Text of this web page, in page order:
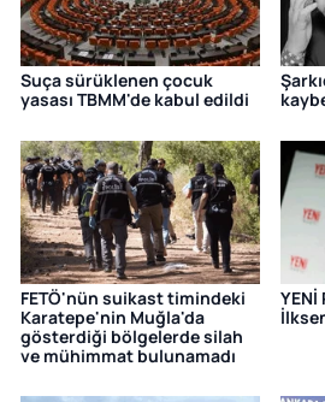
Suça sürüklenen çocuk
yasası TBMM'de kabul edildi
FETÖ'nün suikast timindeki
Karatepe'nin Muğla'da
gösterdiği bölgelerde silah
ve mühimmat bulunamadı
YENİ